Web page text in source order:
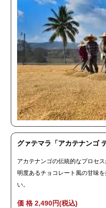
グァテマラ「アカテナンゴ
アカテナンゴの伝統的なプロセ
明度あるチョコレート風の甘味
い。
価 格 2,490円(税込)